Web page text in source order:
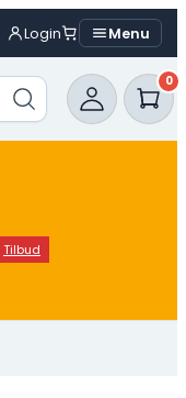
Login Menu
0
Tilbud